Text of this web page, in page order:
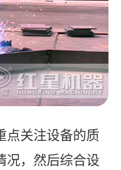
点关注设备的质
况，然后综合设